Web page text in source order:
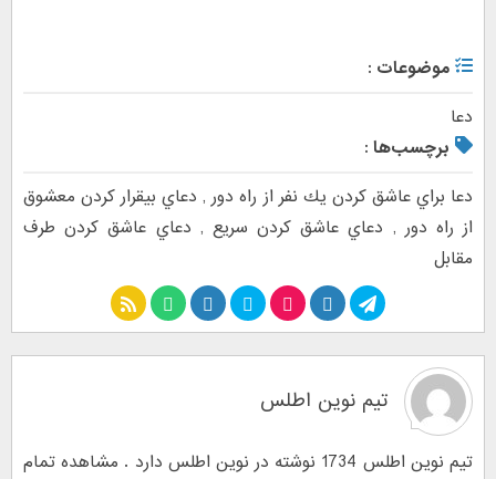
موضوعات :
دعا
برچسب‌ها :
دعا براي عاشق كردن يك نفر از راه دور, دعاي بيقرار كردن معشوق
از راه دور , دعاي عاشق كردن سريع , دعاي عاشق كردن طرف
مقابل
تیم نوین اطلس
تیم نوین اطلس 1734 نوشته در نوین اطلس دارد . مشاهده تمام